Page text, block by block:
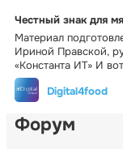
Честный знак для
Материал
Ириной Правской,
«Константа ИТ» И
Digital4food
Форум